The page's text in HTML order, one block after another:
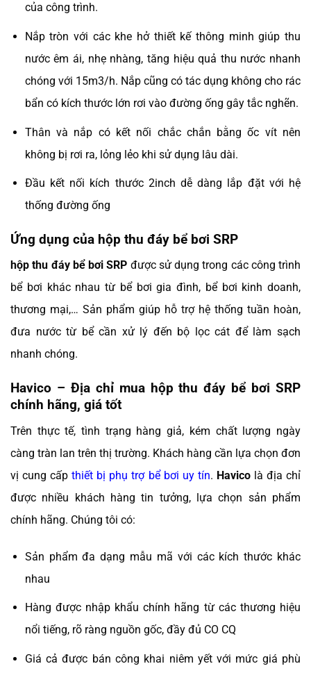
của công trình.
Nắp tròn với các khe hở thiết kế thông minh giúp thu
nước êm ái, nhẹ nhàng, tăng hiệu quả thu nước nhanh
chóng với 15m3/h. Nắp cũng có tác dụng không cho rác
bẩn có kích thước lớn rơi vào đường ống gây tắc nghẽn.
Thân và nắp có kết nối chắc chắn bằng ốc vít nên
không bị rơi ra, lỏng lẻo khi sử dụng lâu dài.
Đầu kết nối kích thước 2inch dễ dàng lắp đặt với hệ
thống đường ống
Ứng dụng của hộp thu đáy bể bơi SRP
hộp thu đáy bể bơi SRP được sử dụng trong các công trình
bể bơi khác nhau từ bể bơi gia đình, bể bơi kinh doanh,
thương mại,… Sản phẩm giúp hỗ trợ hệ thống tuần hoàn,
đưa nước từ bể cần xử lý đến bộ lọc cát để làm sạch
nhanh chóng.
Havico – Địa chỉ mua hộp thu đáy bể bơi SRP
chính hãng, giá tốt
Trên thực tế, tình trạng hàng giả, kém chất lượng ngày
càng tràn lan trên thị trường. Khách hàng cần lựa chọn đơn
vị cung cấpthiết bị phụ trợ bể bơi uy tín. Havicolà địa chỉ
được nhiều khách hàng tin tưởng, lựa chọn sản phẩm
chính hãng. Chúng tôi có:
Sản phẩm đa dạng mẫu mã với các kích thước khác
nhau
Hàng được nhập khẩu chính hãng từ các thương hiệu
nổi tiếng, rõ ràng nguồn gốc, đầy đủ CO CQ
Giá cả được bán công khai niêm yết với mức giá phù